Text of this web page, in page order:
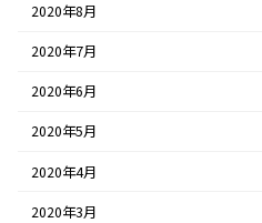
2020年8月
2020年7月
2020年6月
2020年5月
2020年4月
2020年3月